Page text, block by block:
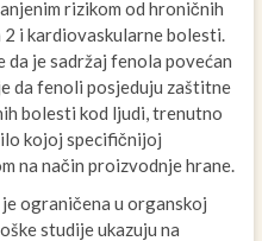
rizikom od hroničnih
i kardiovaskularne bolesti.
je sadržaj fenola povećan
da fenoli posjeduju zaštitne
bolesti kod ljudi, trenutno
kojoj specifičnijoj
na način proizvodnje hrane.
ograničena u organskoj
studije ukazuju na